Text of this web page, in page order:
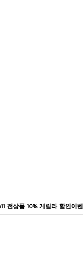
전상품 10% 게릴라 할인이